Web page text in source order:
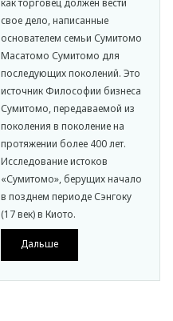
как торговец должен вести
свое дело, написанные
основателем семьи Сумитомо
Масатомо Сумитомо для
последующих поколений. Это
источник Философии бизнеса
Сумитомо, передаваемой из
поколения в поколение на
протяжении более 400 лет.
Исследование истоков
«Сумитомо», берущих начало
в позднем периоде Сэнгоку
(17 век) в Киото.
Дальше